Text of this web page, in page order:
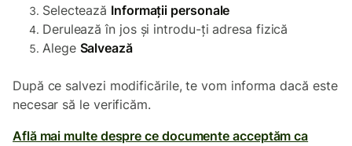
Selectează Informații personale
Derulează în jos și introdu-ți adresa fizică
Alege Salvează
După ce salvezi modificările, te vom informa dacă este
necesar să le verificăm.
Află mai multe despre ce documente acceptăm ca